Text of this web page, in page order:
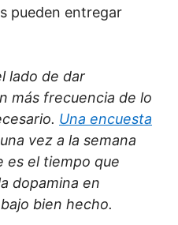
pueden entregar
lado de dar
más frecuencia de lo
Una encuesta
vez a la semana
es el tiempo que
dopamina en
bien hecho.